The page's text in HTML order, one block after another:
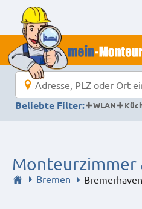
Beliebte Filter:
WLAN
Monteurzimmer
Bremen Bremerhaven